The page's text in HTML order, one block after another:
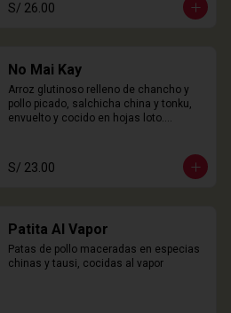
S/ 26.00
No Mai Kay
Arroz glutinoso relleno de chancho y
pollo picado, salchicha china y tonku,
envuelto y cocido en hojas loto.
S/ 23.00
Patita Al Vapor
Patas de pollo maceradas en especias
chinas y tausi, cocidas al vapor